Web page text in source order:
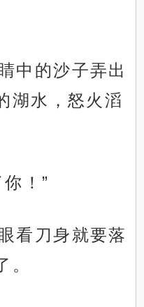
中的沙子弄出
湖水，怒火滔
！”
看刀身就要落
。